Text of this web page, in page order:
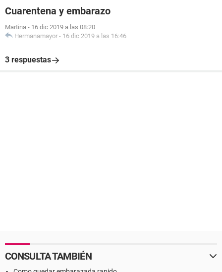
Cuarentena y embarazo
Martina - 16 dic 2019 a las 08:20
Hermanamayor - 16 dic 2019 a las 16:46
3 respuestas
CONSULTA TAMBIÉN